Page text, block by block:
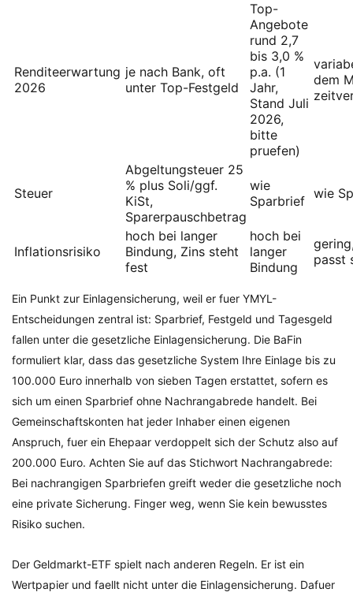
Renditeerwartung
2026
je nach Bank, oft
unter Top-Festgeld
Top-
Angebote
rund 2,7
bis 3,0 %
p.a. (1
Jahr,
Stand Juli
2026,
bitte
pruefen)
dem
Steuer
Abgeltungsteuer 25
% plus Soli/ggf.
KiSt,
Sparerpauschbetrag
wie
Sparbrief wie
Inflationsrisiko
hoch bei langer
Bindung, Zins steht
fest
hoch bei
langer
Bindung
passt
Ein Punkt zur Einlagensicherung, weil er fuer YMYL-
Entscheidungen zentral ist: Sparbrief, Festgeld und Tagesgeld
fallen unter die gesetzliche Einlagensicherung. Die BaFin
formuliert klar, dass das gesetzliche System Ihre Einlage bis zu
100.000 Euro innerhalb von sieben Tagen erstattet, sofern es
sich um einen Sparbrief ohne Nachrangabrede handelt. Bei
Gemeinschaftskonten hat jeder Inhaber einen eigenen
Anspruch, fuer ein Ehepaar verdoppelt sich der Schutz also auf
200.000 Euro. Achten Sie auf das Stichwort Nachrangabrede:
Bei nachrangigen Sparbriefen greift weder die gesetzliche noch
eine private Sicherung. Finger weg, wenn Sie kein bewusstes
Risiko suchen.
Der Geldmarkt-ETF spielt nach anderen Regeln. Er ist ein
Wertpapier und faellt nicht unter die Einlagensicherung. Dafuer